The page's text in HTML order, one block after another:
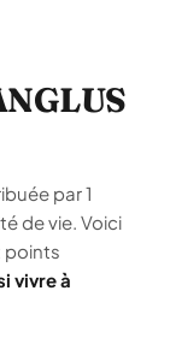
par 1
de vie. Voici
points
vivre à